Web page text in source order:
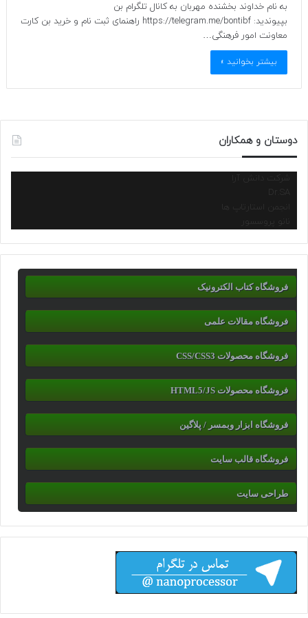
به نام خداوند بخشنده مهربان به کانال تلگرام بن
بپیوندید: https://telegram.me/bontibf راهنمای ثبت نام و خرید بن کارت
معاونت امور فرهنگی…
بیشتر بخوانید »
دوستان و همکاران
شرکت دانش آرا
انجمن استارتاپ ها
نانو پروسسور
فروشگاه کتاب الکترونیک
فروشگاه مقالات علمی
فروشگاه محصولات CSS/CSS3
فروشگاه محصولات HTML5/JS
فروشگاه ابزار وبمسر / پلاگین
فروشگاه قالب سایت
طراحی سایت